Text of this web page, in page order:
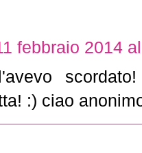
febbraio 2014
:) ciao